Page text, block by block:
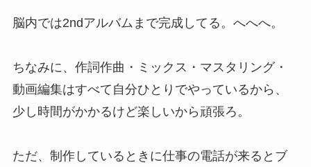
脳内では2ndアルバムまで完成してる。へへへ。
ちなみに、作詞作曲・ミックス・マスタリング・
動画編集はすべて自分ひとりでやっているから、
少し時間がかかるけど楽しいから頑張ろ。
ただ、制作しているときに仕事の電話が来るとブ